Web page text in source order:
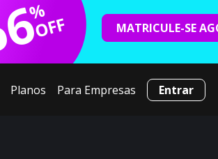
%
OFF MATRICULE-SE
Planos Para Empresas Entrar